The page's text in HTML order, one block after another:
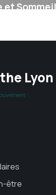
Lyon
être